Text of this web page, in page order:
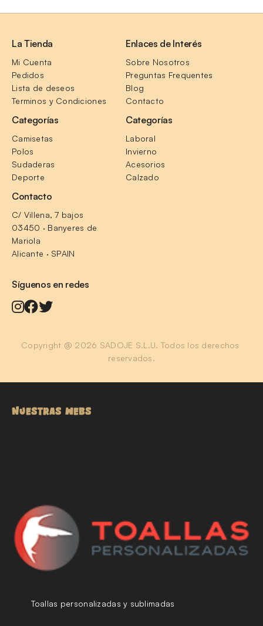
La Tienda
Mi Cuenta
Pedidos
Lista de deseos
Terminos y Condiciones
Enlaces de Interés
Sobre Nosotros
Preguntas Frequentes
Blog
Contacto
Categorías
Camisetas
Polos
Sudaderas
Deporte
Categorías
Laboral
Invierno
Acesorios
Calzado
Contacto
C/ Villena, 7 bajos
03450 · Banyeres de
Mariola
Alicante · SPAIN
Síguenos en redes
Copyright @ 2026 SADOJE S.L.U. Todos los derechos
reservados.
NUESTRAS WEBS
Toallas personalizadas y sublimadas